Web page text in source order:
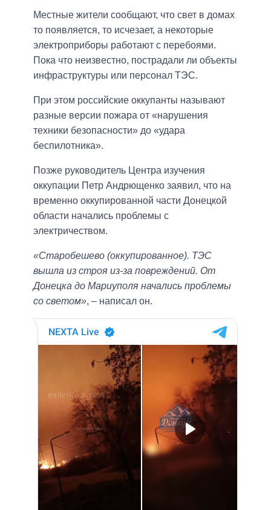
Местные жители сообщают, что свет в домах
то появляется, то исчезает, а некоторые
электроприборы работают с перебоями.
Пока что неизвестно, пострадали ли объекты
инфраструктуры или персонал ТЭС.
При этом российские оккупанты называют
разные версии пожара от «нарушения
техники безопасности» до «удара
беспилотника».
Позже руководитель Центра изучения
оккупации Петр Андрющенко заявил, что на
временно оккупированной части Донецкой
области начались проблемы с
электричеством.
«Старобешево (оккупированное). ТЭС
вышла из строя из-за повреждений. От
Донецка до Мариуполя начались проблемы
со светом», – написал он.